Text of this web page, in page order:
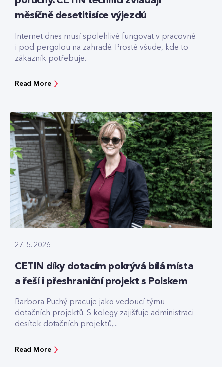
měsíčně desetitisíce výjezdů
Internet dnes musí spolehlivě fungovat v pracovně
i pod pergolou na zahradě. Prostě všude, kde to
zákazník potřebuje.
Read More
27. 5. 2026
CETIN díky dotacím pokrývá bílá místa
a řeší i přeshraniční projekt s Polskem
Barbora Puchý pracuje jako vedoucí týmu
dotačních projektů. S kolegy zajišťuje administraci
desítek dotačních projektů,...
Read More